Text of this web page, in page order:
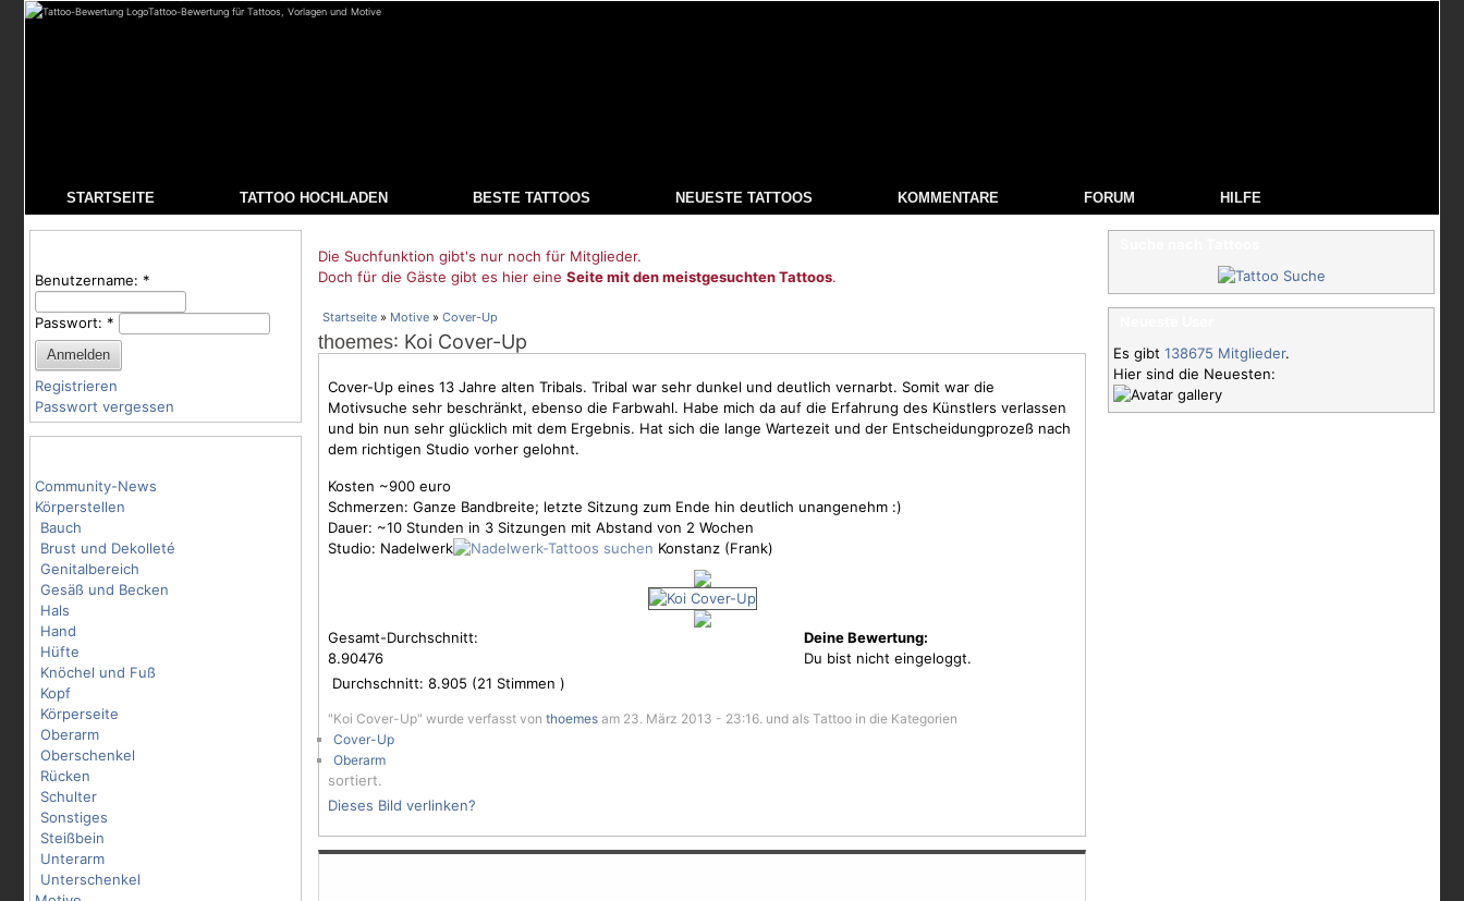
Tattoo-Bewertung für Tattoos, Vorlagen und Motive
STARTSEITE TATTOO HOCHLADEN BESTE TATTOOS NEUESTE TATTOOS KOMMENTARE FORUM HILFE
Benutzername: *
Passwort: *
Registrieren
Passwort vergessen
Community-News
Körperstellen
Bauch
Brust und Dekolleté
Genitalbereich
Gesäß und Becken
Hals
Hand
Hüfte
Knöchel und Fuß
Kopf
Körperseite
Oberarm
Oberschenkel
Rücken
Schulter
Sonstiges
Steißbein
Unterarm
Unterschenkel
Die Suchfunktion gibt's nur noch für Mitglieder.
Doch für die Gäste gibt es hier eine Seite mit den meistgesuchten Tattoos.
Startseite » Motive » Cover-Up
thoemes: Koi Cover-Up
Cover-Up eines 13 Jahre alten Tribals. Tribal war sehr dunkel und deutlich vernarbt. Somit war die
Motivsuche sehr beschränkt, ebenso die Farbwahl. Habe mich da auf die Erfahrung des Künstlers verlassen
und bin nun sehr glücklich mit dem Ergebnis. Hat sich die lange Wartezeit und der Entscheidungprozeß nach
dem richtigen Studio vorher gelohnt.
Kosten ~900 euro
Schmerzen: Ganze Bandbreite; letzte Sitzung zum Ende hin deutlich unangenehm :)
Dauer: ~10 Stunden in 3 Sitzungen mit Abstand von 2 Wochen
Studio: Nadelwerk
Konstanz (Frank)
Gesamt-Durchschnitt:
8.90476
Durchschnitt: 8.905 (21 Stimmen )
Deine Bewertung:
Du bist nicht eingeloggt.
"Koi Cover-Up" wurde verfasst von thoemes am 23. März 2013 - 23:16. und als Tattoo in die Kategorien
Cover-Up
Oberarm
sortiert.
Dieses Bild verlinken?
Es gibt 138675 Mitglieder.
Hier sind die Neuesten: